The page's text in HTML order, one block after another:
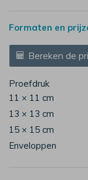
Formaten en
Bereken de
Proefdruk
11 × 11 cm
13 × 13 cm
15 × 15 cm
Enveloppen